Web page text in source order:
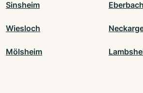
Sinsheim Eberbach
Wiesloch
Mölsheim